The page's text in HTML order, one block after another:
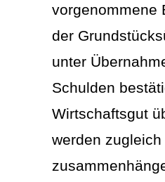
vorgenommene
der
unter
Schulden
Wirtschaftsgut
werden